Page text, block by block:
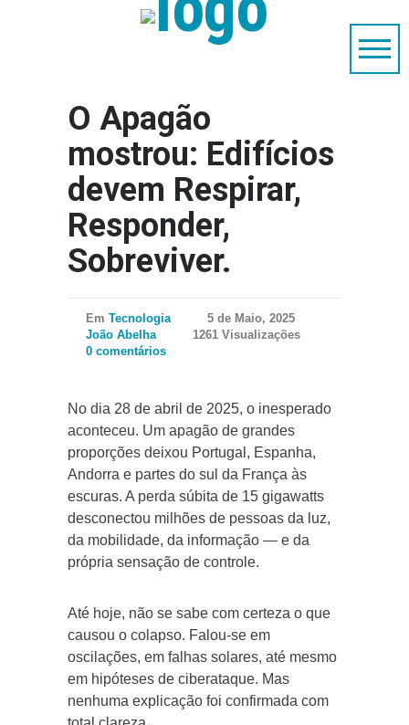
O Apagão
mostrou: Edifícios
devem Respirar,
Responder,
Sobreviver.
Em Tecnologia
5 de Maio, 2025
João Abelha
1261 Visualizações
0 comentários
No dia 28 de abril de 2025, o inesperado
aconteceu. Um apagão de grandes
proporções deixou Portugal, Espanha,
Andorra e partes do sul da França às
escuras. A perda súbita de 15 gigawatts
desconectou milhões de pessoas da luz,
da mobilidade, da informação — e da
própria sensação de controle.
Até hoje, não se sabe com certeza o que
causou o colapso. Falou-se em
oscilações, em falhas solares, até mesmo
em hipóteses de ciberataque. Mas
nenhuma explicação foi confirmada com